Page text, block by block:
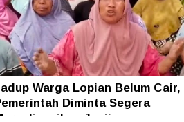
Warga Lopian Belum Cair,
Diminta Segera
Janji